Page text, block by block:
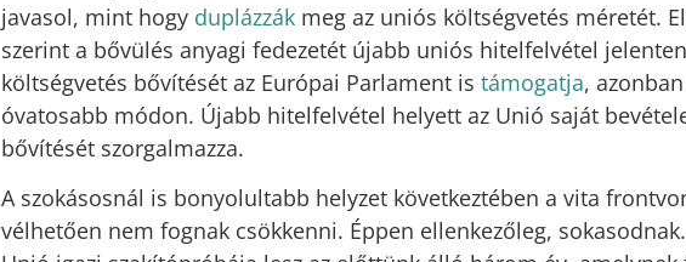
javasol, mint hogy duplázzákmeg az uniós költségvetés méretét.
szerint a bővülés anyagi fedezetét újabb uniós hitelfelvétel
költségvetés bővítését az Európai Parlament is támogatja,
óvatosabb módon. Újabb hitelfelvétel helyett az Unió saját
bővítését szorgalmazza.
A szokásosnál is bonyolultabb helyzet következtében a vita
vélhetően nem fognak csökkenni. Éppen ellenkezőleg,